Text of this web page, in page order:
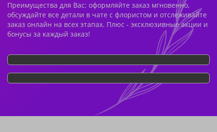
Преимущества для Вас: оформляйте заказ мгновенно,
обсуждайте все детали в чате с флористом и отслеживайте
заказ онлайн на всех этапах. Плюс - эксклюзивные акции и
бонусы за каждый заказ!